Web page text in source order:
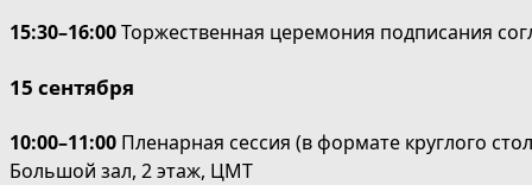
15:30–16:00Торжественная церемония подписания
15 сентября
10:00–11:00 Пленарная сессия (в формате круглого
Большой зал, 2 этаж, ЦМТ